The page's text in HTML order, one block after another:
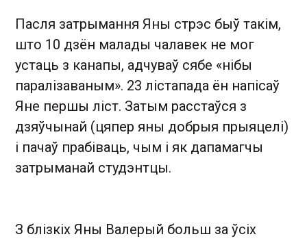
Пасля затрымання Яны стрэс быў такім,
што 10 дзён малады чалавек не мог
устаць з канапы, адчуваў сябе «нібы
паралізаваным». 23 лістапада ён напісаў
Яне першы ліст. Затым расстаўся з
дзяўчынай (цяпер яны добрыя прыяцелі)
і пачаў прабіваць, чым і як дапамагчы
затрыманай студэнтцы.
З блізкіх Яны Валерый больш за ўсіх